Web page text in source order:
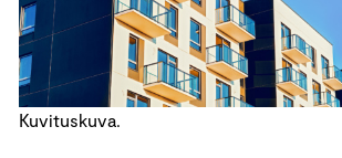
Kuvituskuva.